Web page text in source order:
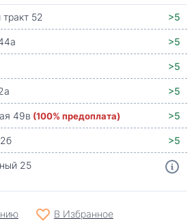
52
>5
>5
>5
>5
49в (100% предоплата)
>5
>5
25
В Избранное